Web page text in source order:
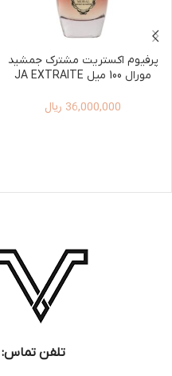
پرفیوم اکستریت مشترک جمشید
مورال 100 میل JA EXTRAITE
36,000,000 ریال
تلفن تماس: 22663665-